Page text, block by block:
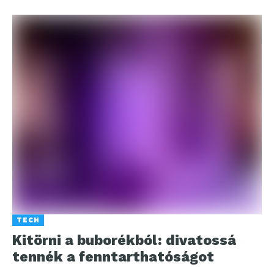
TECH
Kitörni a buborékból: divatossá
tennék a fenntarthatóságot